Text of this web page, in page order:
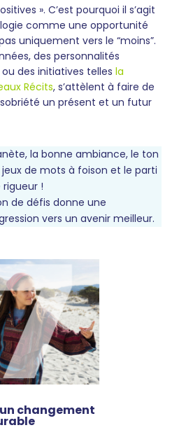
». C’est pourquoi il s’agit
comme une opportunité
uniquement vers le “moins”.
des personnalités
des initiatives telles la
Récits, s’attèlent à faire de
un présent et un futur
la bonne ambiance, le ton
de mots à foison et le parti
!
de défis donne une
vers un avenir meilleur.
changement